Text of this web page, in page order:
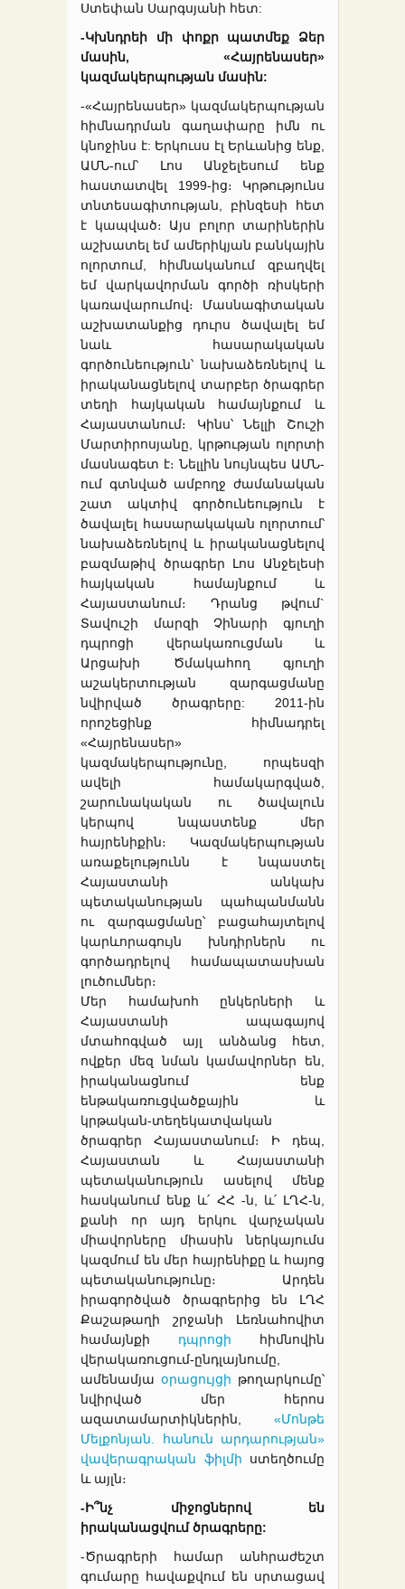
Ստեփան Սարգսյանի հետ:
-Կխնդրեի մի փոքր պատմեք Ձեր
մասին, «Հայրենասեր»
կազմակերպության մասին:
-«Հայրենասեր» կազմակերպության
հիմնադրման գաղափարը իմն ու
կնոջինս է: Երկուսս էլ Երևանից ենք,
ԱՄՆ-ում՝ Լոս Անջելեսում ենք
հաստատվել 1999-ից։ Կրթությունս
տնտեսագիտության, բինզեսի հետ
է կապված։ Այս բոլոր տարիներին
աշխատել եմ ամերիկյան բանկային
ոլորտում, հիմնականում զբաղվել
եմ վարկավորման գործի ռիսկերի
կառավարումով։ Մասնագիտական
աշխատանքից դուրս ծավալել եմ
նաև հասարակական
գործունեություն՝ նախաձեռնելով և
իրականացնելով տարբեր ծրագրեր
տեղի հայկական համայնքում և
Հայաստանում։ Կինս՝ Նելլի Շուշի
Մարտիրոսյանը, կրթության ոլորտի
մասնագետ է։ Նելլին նույնպես ԱՄՆ-
ում գտնված ամբողջ ժամանական
շատ ակտիվ գործունեություն է
ծավալել հասարակական ոլորտում՝
նախաձեռնելով և իրականացնելով
բազմաթիվ ծրագրեր Լոս Անջելեսի
հայկական համայնքում և
Հայաստանում։ Դրանց թվում`
Տավուշի մարզի Չինարի գյուղի
դպրոցի վերակառուցման և
Արցախի Ծմակահող գյուղի
աշակերտության զարգացմանը
նվիրված ծրագրերը: 2011-ին
որոշեցինք հիմնադրել
«Հայրենասեր»
կազմակերպությունը, որպեսզի
ավելի համակարգված,
շարունակական ու ծավալուն
կերպով նպաստենք մեր
հայրենիքին։ Կազմակերպության
առաքելությունն է նպաստել
Հայաստանի անկախ
պետականության պահպանմանն
ու զարգացմանը՝ բացահայտելով
կարևորագույն խնդիրներն ու
գործադրելով համապատասխան
լուծումներ։
Մեր համախոհ ընկերների և
Հայաստանի ապագայով
մտահոգված այլ անձանց հետ,
ովքեր մեզ նման կամավորներ են,
իրականացնում ենք
ենթակառուցվածքային և
կրթական-տեղեկատվական
ծրագրեր Հայաստանում։ Ի դեպ,
Հայաստան և Հայաստանի
պետականություն ասելով մենք
հասկանում ենք և՛ ՀՀ -ն, և՛ ԼՂՀ-ն,
քանի որ այդ երկու վարչական
միավորները միասին ներկայումս
կազմում են մեր հայրենիքը և հայոց
պետականությունը։ Արդեն
իրագործված ծրագրերից են ԼՂՀ
Քաշաթաղի շրջանի Լեռնահովիտ
համայնքի դպրոցի հիմնովին
վերակառուցում-ընդլայնումը,
ամենամյա օրացույցի թողարկումը՝
նվիրված մեր հերոս
ազատամարտիկներին, «Մոնթե
Մելքոնյան. հանուն արդարության»
վավերագրական ֆիլմի ստեղծումը
և այլն։
-Ի՞նչ միջոցներով են
իրականացվում ծրագրերը:
-Ծրագրերի համար անհրաժեշտ
գումարը հավաքվում են սրտացավ